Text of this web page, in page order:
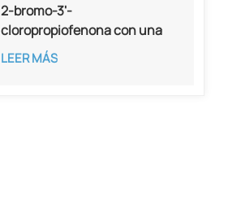
2-bromo-3'-
cloropropiofenona con una
pureza del 99% (CAS 34911-
LEER MÁS